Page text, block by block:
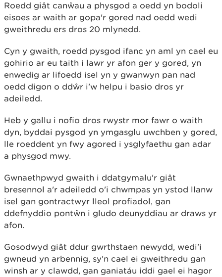
Roedd giât canŵau a physgod a oedd yn bodoli
eisoes ar waith ar gopa'r gored nad oedd wedi
gweithredu ers dros 20 mlynedd.
Cyn y gwaith, roedd pysgod ifanc yn aml yn cael eu
gohirio ar eu taith i lawr yr afon ger y gored, yn
enwedig ar lifoedd isel yn y gwanwyn pan nad
oedd digon o ddŵr i'w helpu i basio dros yr
adeiledd.
Heb y gallu i nofio dros rwystr mor fawr o waith
dyn, byddai pysgod yn ymgasglu uwchben y gored,
lle roeddent yn fwy agored i ysglyfaethu gan adar
a physgod mwy.
Gwnaethpwyd gwaith i ddatgymalu'r giât
bresennol a'r adeiledd o'i chwmpas yn ystod llanw
isel gan gontractwyr lleol profiadol, gan
ddefnyddio pontŵn i gludo deunyddiau ar draws yr
afon.
Gosodwyd giât ddur gwrthstaen newydd, wedi'i
gwneud yn arbennig, sy'n cael ei gweithredu gan
winsh ar y clawdd, gan ganiatáu iddi gael ei hagor